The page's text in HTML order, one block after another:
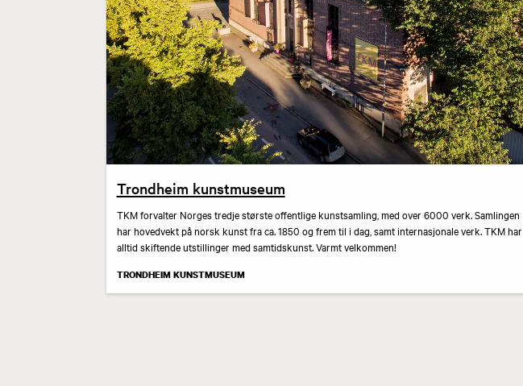
Trondheim kunstmuseum
TKM forvalter Norges tredje største offentlige kunstsamling, med over 6000 verk. Samlingen
har hovedvekt på norsk kunst fra ca. 1850 og frem til i dag, samt internasjonale verk. TKM har
alltid skiftende utstillinger med samtidskunst. Varmt velkommen!
TRONDHEIM KUNSTMUSEUM